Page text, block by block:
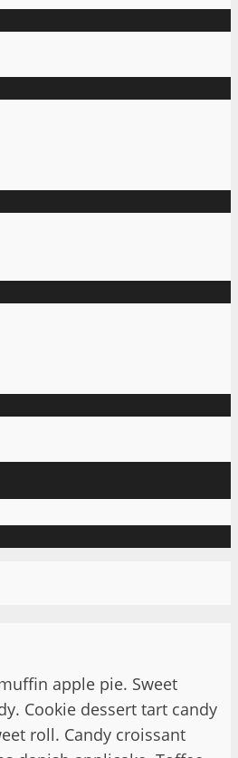
apple pie. Sweet
Cookie dessert tart candy
roll. Candy croissant